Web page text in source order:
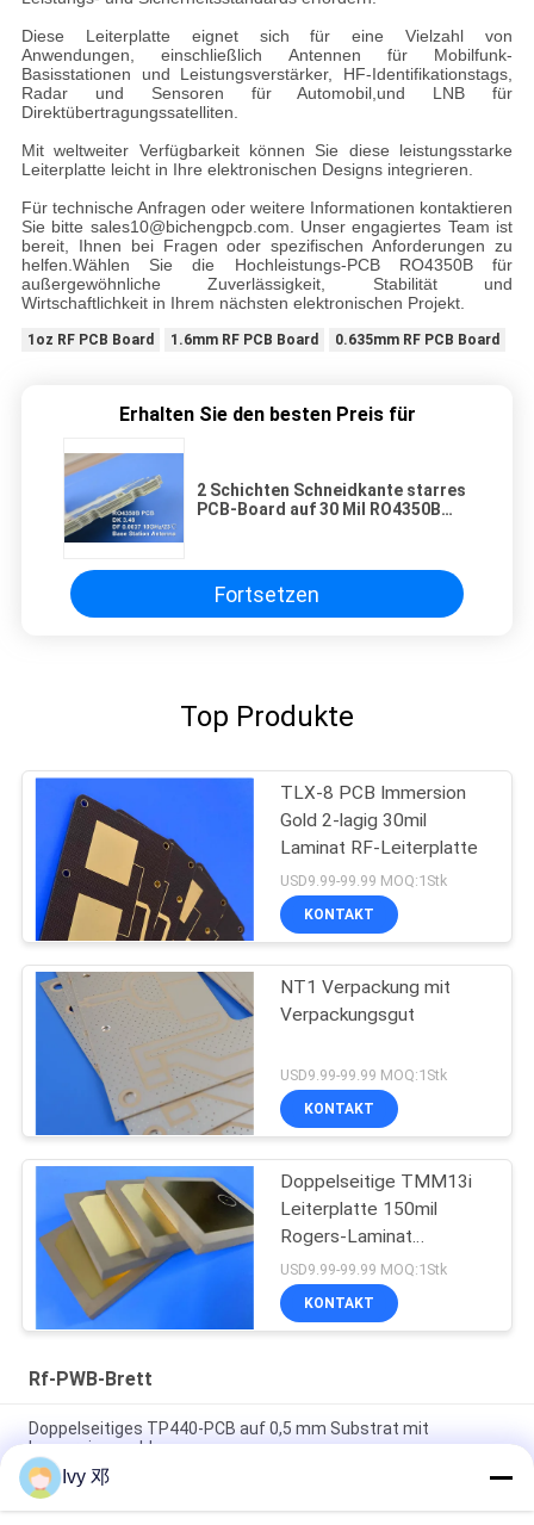
Diese Leiterplatte eignet sich für eine Vielzahl von
Anwendungen, einschließlich Antennen für Mobilfunk-
Basisstationen und Leistungsverstärker, HF-Identifikationstags,
Radar und Sensoren für Automobil,und LNB für
Direktübertragungssatelliten.
Mit weltweiter Verfügbarkeit können Sie diese leistungsstarke
Leiterplatte leicht in Ihre elektronischen Designs integrieren.
Für technische Anfragen oder weitere Informationen kontaktieren
Sie bitte sales10@bichengpcb.com. Unser engagiertes Team ist
bereit, Ihnen bei Fragen oder spezifischen Anforderungen zu
helfen.Wählen Sie die Hochleistungs-PCB RO4350B für
außergewöhnliche Zuverlässigkeit, Stabilität und
Wirtschaftlichkeit in Ihrem nächsten elektronischen Projekt.
1oz RF PCB Board 1.6mm RF PCB Board 0.635mm RF PCB Board
Erhalten Sie den besten Preis für
2 Schichten Schneidkante starres
PCB-Board auf 30 Mil RO4350B
Fortsetzen
Top Produkte
TLX-8 PCB Immersion
Gold 2-lagig 30mil
Laminat RF-Leiterplatte
USD9.99-99.99 MOQ:1Stk
KONTAKT
NT1 Verpackung mit
Verpackungsgut
USD9.99-99.99 MOQ:1Stk
KONTAKT
Doppelseitige TMM13i
Leiterplatte 150mil
Rogers-Laminat
Hochfrequenzschaltungen
USD9.99-99.99 MOQ:1Stk
KONTAKT
Rf-PWB-Brett
Doppelseitiges TP440-PCB auf 0,5 mm Substrat mit
Immersionsgold
Doppelseitiges CER-10 Hochfrequenz-PCB 30 Millimeter
Laminat-Immersionssilber
Ivy 邓